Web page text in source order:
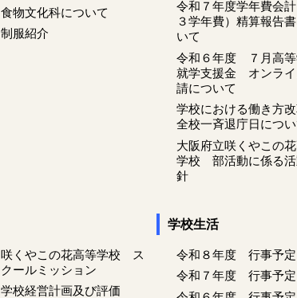
食物文化科について
制服紹介
令和７年度学年費会
３学年費）精算報告
いて
令和６年度 ７月高等
就学支援金 オンライ
請について
学校における働き方改
全校一斉退庁日につい
大阪府立咲くやこの
学校 部活動に係る
針
咲くやこの花高等学校 ス
クールミッション
学校経営計画及び評価
学校生活
令和８年度 行事予定
令和７年度 行事予定